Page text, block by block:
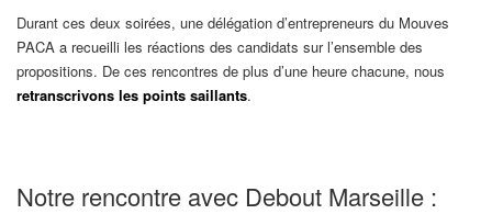
Durant ces deux soirées, une délégation d’entrepreneurs du Mouves
PACA a recueilli les réactions des candidats sur l’ensemble des
propositions. De ces rencontres de plus d’une heure chacune, nous
retranscrivons les points saillants.
Notre rencontre avec Debout Marseille :